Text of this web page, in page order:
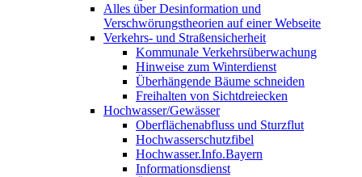
Alles über Desinformation und
Verschwörungstheorien auf einer Webseite
Verkehrs- und Straßensicherheit
Kommunale Verkehrsüberwachung
Hinweise zum Winterdienst
Überhängende Bäume schneiden
Freihalten von Sichtdreiecken
Hochwasser/Gewässer
Oberflächenabfluss und Sturzflut
Hochwasserschutzfibel
Hochwasser.Info.Bayern
Informationsdienst